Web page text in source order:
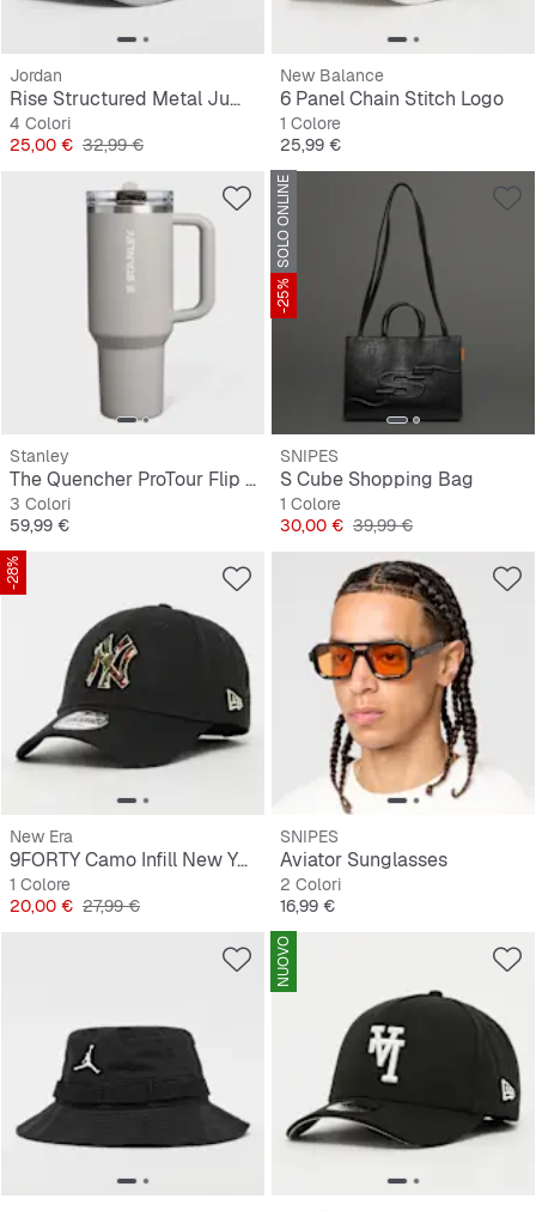
Jordan
Rise Structured Metal Jumpman Hat
4 Colori
Prezzo
25,00 € Prezzo originale
32,99 €
New Balance
6 Panel Chain Stitch Logo
1 Colore
Prezzo
25,99 €
Stanley
The Quencher ProTour Flip Straw Tumbler | 1,2L
3 Colori
Prezzo
59,99 €
SOLO ONLINE
-25%
SNIPES
S Cube Shopping Bag
1 Colore
Prezzo
30,00 € Prezzo originale
39,99 €
-28%
New Era
9FORTY Camo Infill New York Yankees
1 Colore
Prezzo
20,00 € Prezzo originale
27,99 €
SNIPES
Aviator Sunglasses
2 Colori
Prezzo
16,99 €
NUOVO